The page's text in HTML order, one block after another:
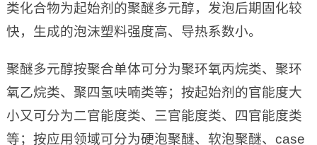
类化合物为起始剂的聚醚多元醇，发泡后期固化较
快，生成的泡沫塑料强度高、导热系数小。
聚醚多元醇按聚合单体可分为聚环氧丙烷类、聚环
氧乙烷类、聚四氢呋喃类等；按起始剂的官能度大
小又可分为二官能度类、三官能度类、四官能度类
等；按应用领域可分为硬泡聚醚、软泡聚醚、case